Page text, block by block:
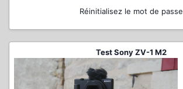
Réinitialisez le mot de passe
Test Sony ZV-1 M2